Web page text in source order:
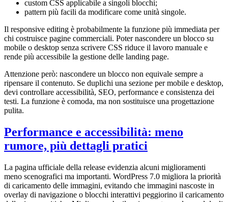
custom CSS applicabile a singoli blocchi;
pattern più facili da modificare come unità singole.
Il responsive editing è probabilmente la funzione più immediata per
chi costruisce pagine commerciali. Poter nascondere un blocco su
mobile o desktop senza scrivere CSS riduce il lavoro manuale e
rende più accessibile la gestione delle landing page.
Attenzione però: nascondere un blocco non equivale sempre a
ripensare il contenuto. Se duplichi una sezione per mobile e desktop,
devi controllare accessibilità, SEO, performance e consistenza dei
testi. La funzione è comoda, ma non sostituisce una progettazione
pulita.
Performance e accessibilità: meno
rumore, più dettagli pratici
La pagina ufficiale della release evidenzia alcuni miglioramenti
meno scenografici ma importanti. WordPress 7.0 migliora la priorità
di caricamento delle immagini, evitando che immagini nascoste in
overlay di navigazione o blocchi interattivi peggiorino il caricamento